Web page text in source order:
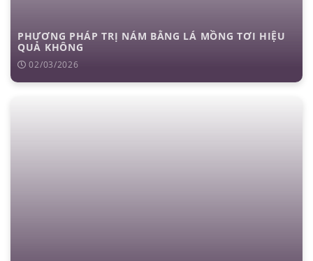
PHƯƠNG PHÁP TRỊ NÁM BẰNG LÁ MỒNG TƠI HIỆU
QUẢ KHÔNG
02/03/2026